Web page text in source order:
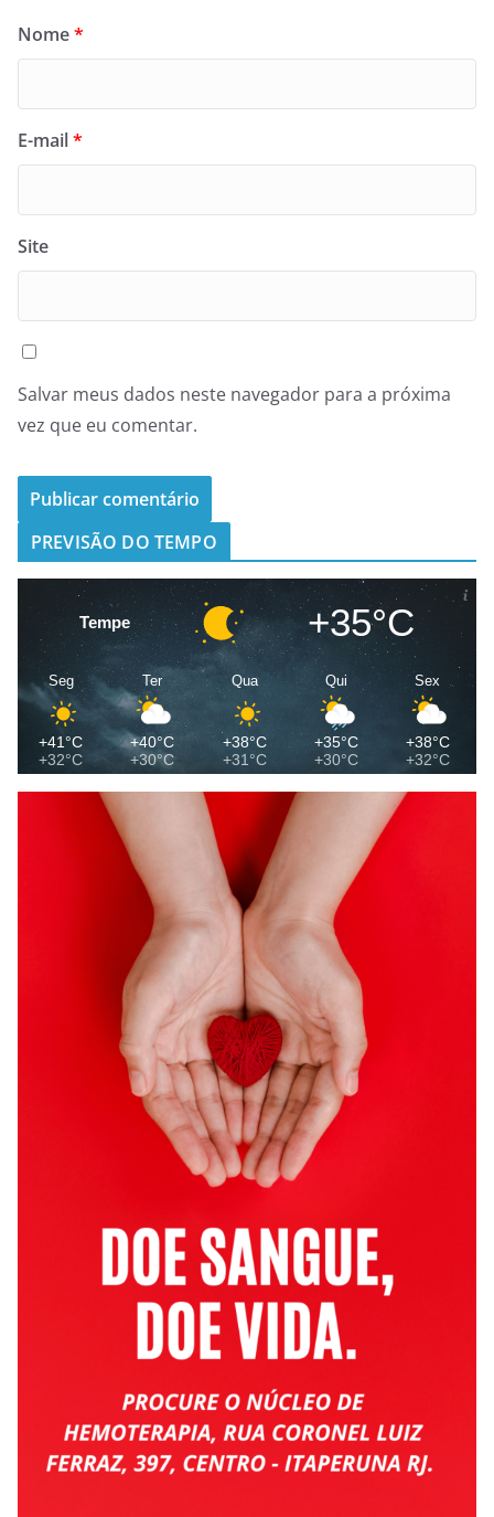
Nome*
E-mail*
Site
Salvar meus dados neste navegador para a próxima
vez que eu comentar.
PREVISÃO DO TEMPO
Tempe +35°C
Seg
+41°C
+32°C
Ter
+40°C
+30°C
Qua
+38°C
+31°C
Qui
+35°C
+30°C
Sex
+38°C
+32°C